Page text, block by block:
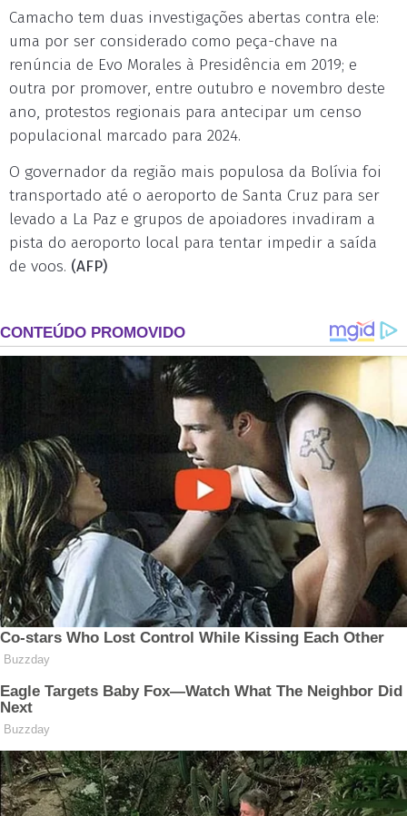
Camacho tem duas investigações abertas contra ele:
uma por ser considerado como peça-chave na
renúncia de Evo Morales à Presidência em 2019; e
outra por promover, entre outubro e novembro deste
ano, protestos regionais para antecipar um censo
populacional marcado para 2024.
O governador da região mais populosa da Bolívia foi
transportado até o aeroporto de Santa Cruz para ser
levado a La Paz e grupos de apoiadores invadiram a
pista do aeroporto local para tentar impedir a saída
de voos. (AFP)